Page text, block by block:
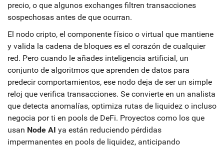
precio, o que algunos exchanges filtren transacciones
sospechosas antes de que ocurran.
El nodo cripto, el componente físico o virtual que mantiene
y valida la cadena de bloques es el corazón de cualquier
red. Pero cuando le añades inteligencia artificial, un
conjunto de algoritmos que aprenden de datos para
predecir comportamientos, ese nodo deja de ser un simple
reloj que verifica transacciones. Se convierte en un analista
que detecta anomalías, optimiza rutas de liquidez o incluso
negocia por ti en pools de DeFi. Proyectos como los que
usan Node AI ya están reduciendo pérdidas
impermanentes en pools de liquidez, anticipando